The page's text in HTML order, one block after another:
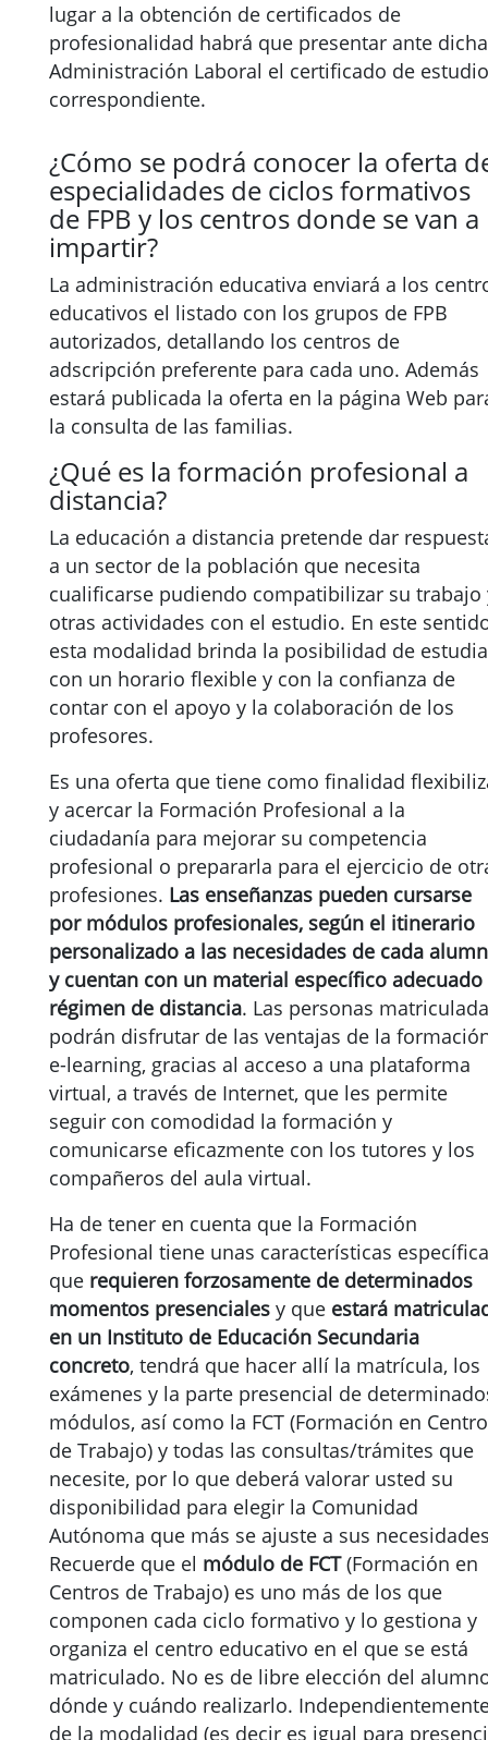
lugar a la obtención de certificados de
profesionalidad habrá que presentar ante dicha
Administración Laboral el certificado de
correspondiente.
¿Cómo se podrá conocer la oferta
especialidades de ciclos formativos
de FPB y los centros donde se van a
impartir?
La administración educativa enviará a los
educativos el listado con los grupos de FPB
autorizados, detallando los centros de
adscripción preferente para cada uno. Además
estará publicada la oferta en la página Web
la consulta de las familias.
¿Qué es la formación profesional a
distancia?
La educación a distancia pretende dar
a un sector de la población que necesita
cualificarse pudiendo compatibilizar su trabajo
otras actividades con el estudio. En este
esta modalidad brinda la posibilidad de
con un horario flexible y con la confianza de
contar con el apoyo y la colaboración de los
profesores.
Es una oferta que tiene como finalidad
y acercar la Formación Profesional a la
ciudadanía para mejorar su competencia
profesional o prepararla para el ejercicio de
profesiones. Las enseñanzas pueden cursarse
por módulos profesionales, según el itinerario
personalizado a las necesidades de cada
y cuentan con un material específico adecuado
régimen de distancia. Las personas
podrán disfrutar de las ventajas de la
e-learning, gracias al acceso a una plataforma
virtual, a través de Internet, que les permite
seguir con comodidad la formación y
comunicarse eficazmente con los tutores y los
compañeros del aula virtual.
Ha de tener en cuenta que la Formación
Profesional tiene unas características
que requieren forzosamente de determinados
momentos presenciales y que estará
en un Instituto de Educación Secundaria
concreto, tendrá que hacer allí la matrícula, los
exámenes y la parte presencial de
módulos, así como la FCT (Formación en
de Trabajo) y todas las consultas/trámites que
necesite, por lo que deberá valorar usted su
disponibilidad para elegir la Comunidad
Autónoma que más se ajuste a sus
Recuerde que el módulo de FCT(Formación en
Centros de Trabajo) es uno más de los que
componen cada ciclo formativo y lo gestiona y
organiza el centro educativo en el que se está
matriculado. No es de libre elección del
dónde y cuándo realizarlo.
de la modalidad (es decir es igual para